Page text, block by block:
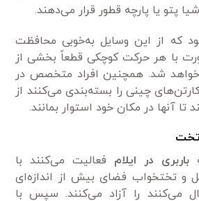
پتو یا پارچه قطور قرار می‌دهند.
که از این وسایل به‌خوبی محافظت
با هر حرکت کوچکی قطعاً بخشی از
شد. همچنین افراد متخصص در
چینی را بسته‌بندی می‌کنند از
آنها در مکان خود استوار بمانند.
تخت
باربری در ایلام فعالیت می‌کنند با
و تختخواب فضای بیش از اندازه‌ای
می‌کنند را آزاد می‌کنند. سپس با